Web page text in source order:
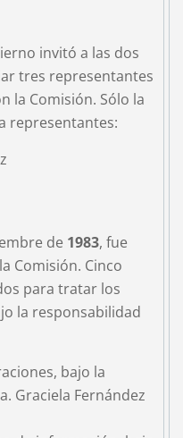
invitó a las dos
tres representantes
la Comisión. Sólo la
representantes:
de 1983, fue
Comisión. Cinco
para tratar los
la responsabilidad
bajo la
Graciela Fernández